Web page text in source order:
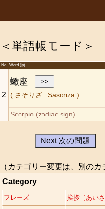
＜単語帳モード＞
No. Word (jp)
2
蠍座
( さそりざ : Sasoriza )
Scorpio (zodiac sign)
（カテゴリー変更は、別のカ
Category
フレーズ 挨拶（あいさ